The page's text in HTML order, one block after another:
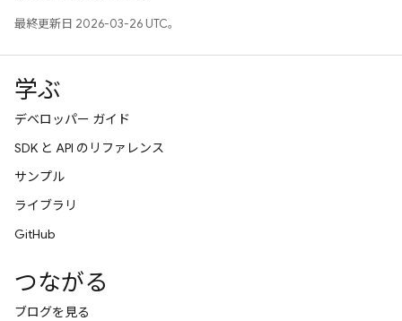
最終更新日 2026-03-26 UTC。
学ぶ
デベロッパー ガイド
SDK と API のリファレンス
サンプル
ライブラリ
GitHub
つながる
ブログを見る